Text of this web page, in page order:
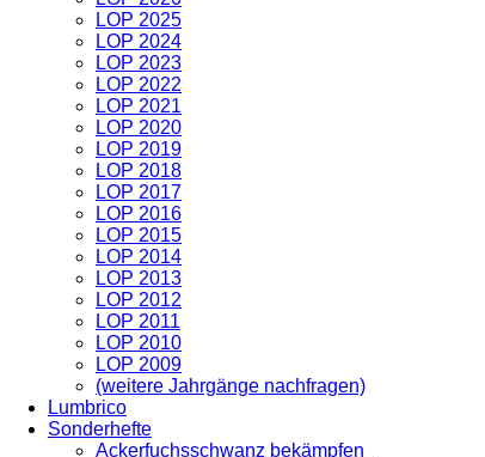
LOP 2025
LOP 2024
LOP 2023
LOP 2022
LOP 2021
LOP 2020
LOP 2019
LOP 2018
LOP 2017
LOP 2016
LOP 2015
LOP 2014
LOP 2013
LOP 2012
LOP 2011
LOP 2010
LOP 2009
(weitere Jahrgänge nachfragen)
Lumbrico
Sonderhefte
Ackerfuchsschwanz bekämpfen